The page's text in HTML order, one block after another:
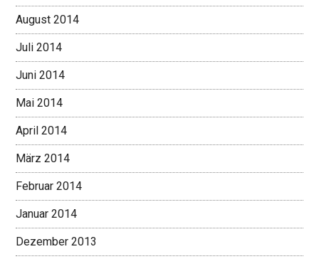
August 2014
Juli 2014
Juni 2014
Mai 2014
April 2014
März 2014
Februar 2014
Januar 2014
Dezember 2013